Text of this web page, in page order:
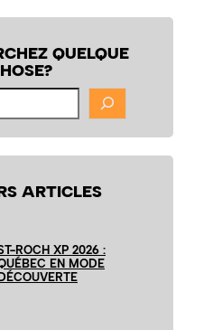
QUELQUE
ARTICLES
ROCH XP 2026 :
EN MODE
DÉCOUVERTE